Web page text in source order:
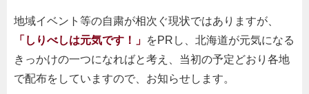
地域イベント等の自粛が相次ぐ現状ではありますが、
「しりべしは元気です！」 をPRし、北海道が元気になる
きっかけの一つになればと考え、当初の予定どおり各地
で配布をしていますので、お知らせします。